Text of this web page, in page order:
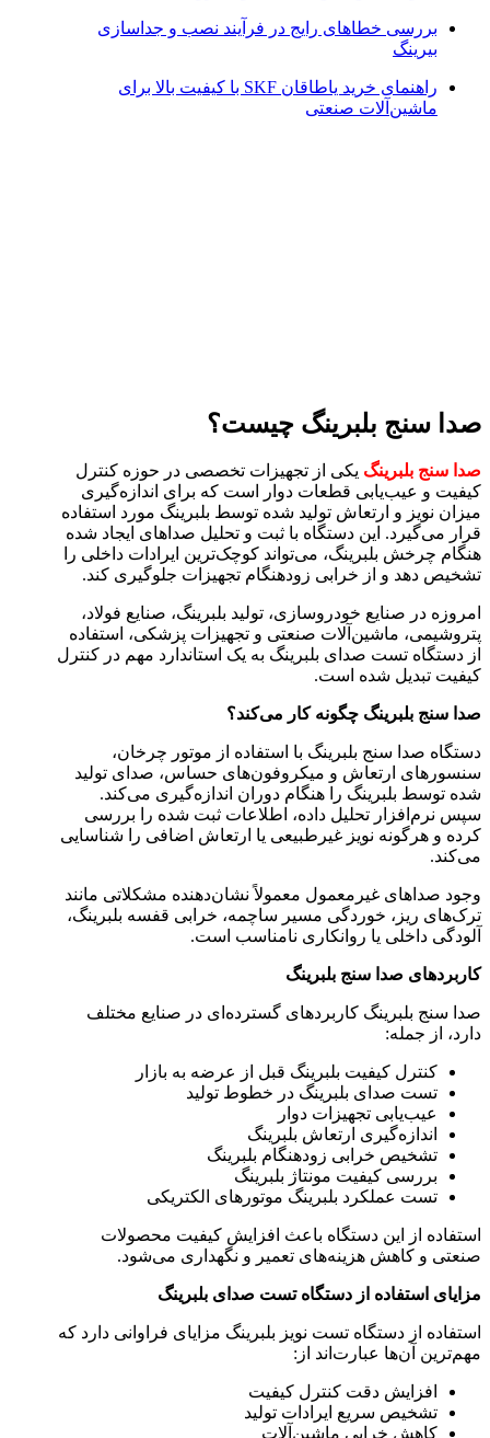
بررسی خطاهای رایج در فرآیند نصب و جداسازی
بیرینگ
راهنمای خرید یاطاقان SKF با کیفیت بالا برای
ماشین‌آلات صنعتی
صدا سنج بلبرینگ چیست؟
صدا سنج بلبرینگ یکی از تجهیزات تخصصی در حوزه کنترل
کیفیت و عیب‌یابی قطعات دوار است که برای اندازه‌گیری
میزان نویز و ارتعاش تولید شده توسط بلبرینگ مورد استفاده
قرار می‌گیرد. این دستگاه با ثبت و تحلیل صداهای ایجاد شده
هنگام چرخش بلبرینگ، می‌تواند کوچک‌ترین ایرادات داخلی را
تشخیص دهد و از خرابی زودهنگام تجهیزات جلوگیری کند.
امروزه در صنایع خودروسازی، تولید بلبرینگ، صنایع فولاد،
پتروشیمی، ماشین‌آلات صنعتی و تجهیزات پزشکی، استفاده
از دستگاه تست صدای بلبرینگ به یک استاندارد مهم در کنترل
کیفیت تبدیل شده است.
صدا سنج بلبرینگ چگونه کار می‌کند؟
دستگاه صدا سنج بلبرینگ با استفاده از موتور چرخان،
سنسورهای ارتعاش و میکروفون‌های حساس، صدای تولید
شده توسط بلبرینگ را هنگام دوران اندازه‌گیری می‌کند.
سپس نرم‌افزار تحلیل داده، اطلاعات ثبت شده را بررسی
کرده و هرگونه نویز غیرطبیعی یا ارتعاش اضافی را شناسایی
می‌کند.
وجود صداهای غیرمعمول معمولاً نشان‌دهنده مشکلاتی مانند
ترک‌های ریز، خوردگی مسیر ساچمه، خرابی قفسه بلبرینگ،
آلودگی داخلی یا روانکاری نامناسب است.
کاربردهای صدا سنج بلبرینگ
صدا سنج بلبرینگ کاربردهای گسترده‌ای در صنایع مختلف
دارد، از جمله:
کنترل کیفیت بلبرینگ قبل از عرضه به بازار
تست صدای بلبرینگ در خطوط تولید
عیب‌یابی تجهیزات دوار
اندازه‌گیری ارتعاش بلبرینگ
تشخیص خرابی زودهنگام بلبرینگ
بررسی کیفیت مونتاژ بلبرینگ
تست عملکرد بلبرینگ موتورهای الکتریکی
استفاده از این دستگاه باعث افزایش کیفیت محصولات
صنعتی و کاهش هزینه‌های تعمیر و نگهداری می‌شود.
مزایای استفاده از دستگاه تست صدای بلبرینگ
استفاده از دستگاه تست نویز بلبرینگ مزایای فراوانی دارد که
مهم‌ترین آن‌ها عبارت‌اند از:
افزایش دقت کنترل کیفیت
تشخیص سریع ایرادات تولید
کاهش خرابی ماشین‌آلات